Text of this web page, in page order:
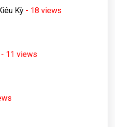
Kỳ - 18views
- 11 views